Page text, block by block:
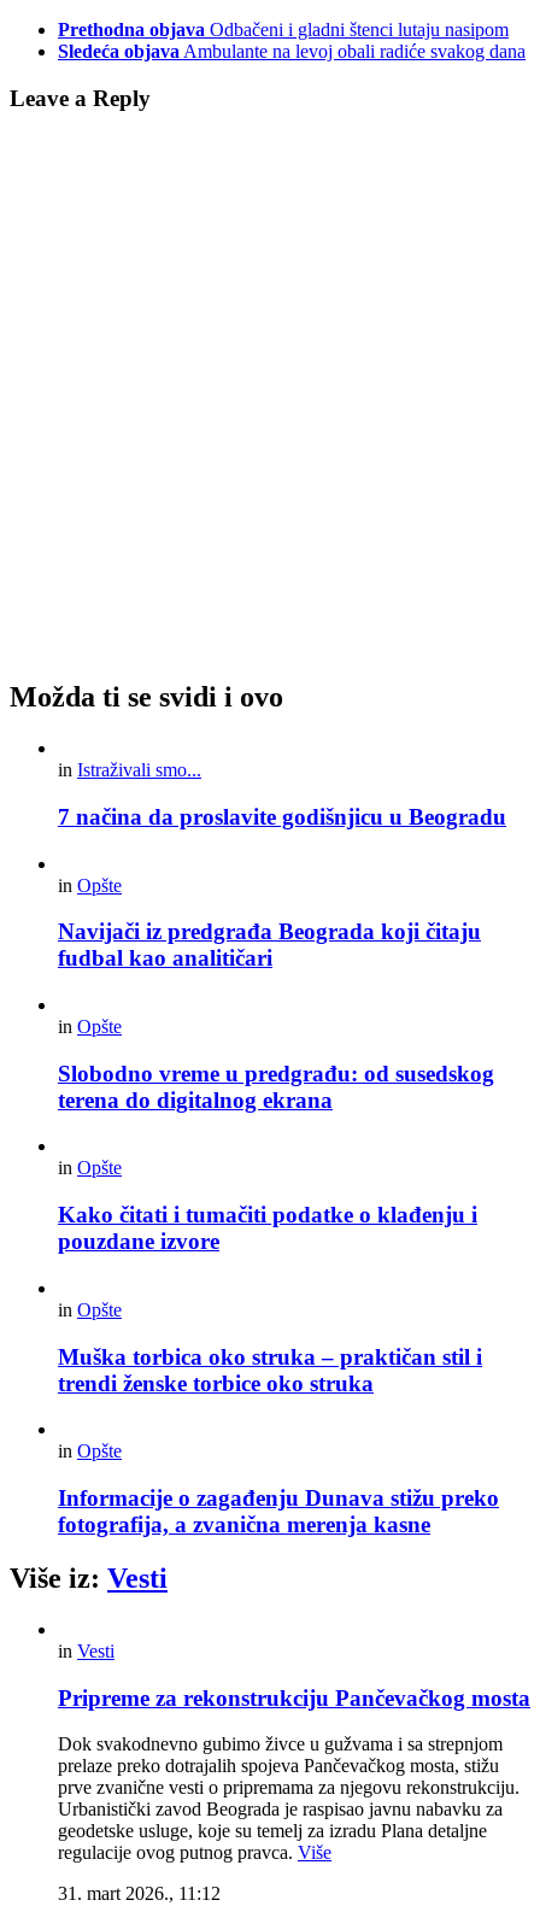
Prethodna objava Odbačeni i gladni štenci lutaju nasipom
Sledeća objava Ambulante na levoj obali radiće svakog dana
Leave a Reply
Možda ti se svidi i ovo
in Istraživali smo...
7 načina da proslavite godišnjicu u Beogradu
in Opšte
Navijači iz predgrađa Beograda koji čitaju
fudbal kao analitičari
in Opšte
Slobodno vreme u predgrađu: od susedskog
terena do digitalnog ekrana
in Opšte
Kako čitati i tumačiti podatke o klađenju i
pouzdane izvore
in Opšte
Muška torbica oko struka – praktičan stil i
trendi ženske torbice oko struka
in Opšte
Informacije o zagađenju Dunava stižu preko
fotografija, a zvanična merenja kasne
Više iz: Vesti
in Vesti
Pripreme za rekonstrukciju Pančevačkog mosta
Dok svakodnevno gubimo živce u gužvama i sa strepnjom
prelaze preko dotrajalih spojeva Pančevačkog mosta, stižu
prve zvanične vesti o pripremama za njegovu rekonstrukciju.
Urbanistički zavod Beograda je raspisao javnu nabavku za
geodetske usluge, koje su temelj za izradu Plana detaljne
regulacije ovog putnog pravca. Više
31. mart 2026., 11:12